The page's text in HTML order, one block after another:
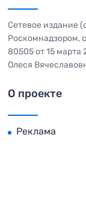
Сетевое издание
Роскомнадзором,
80505 от 15 марта
Олеся
О проекте
Реклама